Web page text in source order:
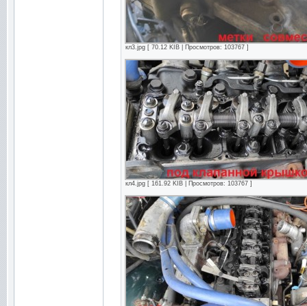
кл3.jpg [ 70.12 KIB | Просмотров: 103767 ]
кл4.jpg [ 161.92 KIB | Просмотров: 103767 ]